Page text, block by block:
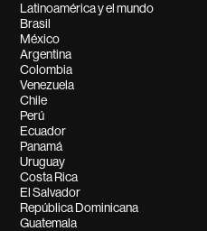
Latinoamérica y el mundo
Brasil
México
Argentina
Colombia
Venezuela
Chile
Perú
Ecuador
Panamá
Uruguay
Costa Rica
El Salvador
República Dominicana
Guatemala